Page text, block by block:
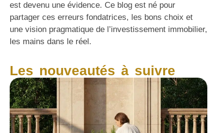
est devenu une évidence. Ce blog est né pour
partager ces erreurs fondatrices, les bons choix et
une vision pragmatique de l’investissement immobilier,
les mains dans le réel.
Les nouveautés à suivre